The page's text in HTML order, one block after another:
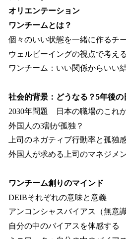
オリエンテーション
ワンチームとは？
個々のいい状態を一緒に作るチ
ウェルビーイングの視点で考え
ワンチーム：いい関係からいい
社会的背景：どうなる？5年後の
2030年問題 日本の職場のこれ
外国人の3割が孤独？
上司のネガティブ行動率と孤独
外国人が求める上司のマネジメ
ワンチーム創りのマインド
DEIBそれぞれの意味と意義
アンコンシャスバイアス（無意
自分の中のバイアスを体感する